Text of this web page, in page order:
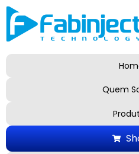
Quem